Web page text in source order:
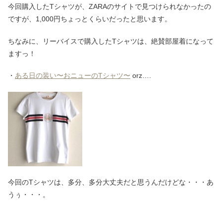
今回購入したTシャツが、ZARAのサイトで見つけられなかったの
ですが、1,000円ちょっとくらいだったと思います。
ちなみに、リーバイスで購入したTシャツは、絶賛部屋着になって
ますっ！
・ ある日の装い〜おニューのTシャツ〜 orz….
今回のTシャツは、多分、多分大丈夫だと思うんだけどな・・・あ
うぅ・・・。